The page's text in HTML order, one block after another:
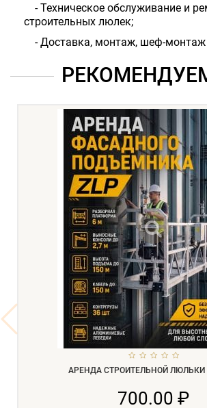
- Техническое обслуживание и
строительных люлек;
- Доставка, монтаж, шеф-монтаж
АРЕНДА СТРОИТЕЛЬНОЙ ЛЮЛЬКИ
700.00 ₽